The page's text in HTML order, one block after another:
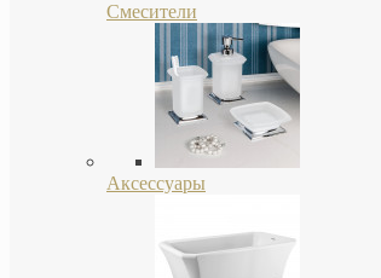
Смесители
Аксессуары